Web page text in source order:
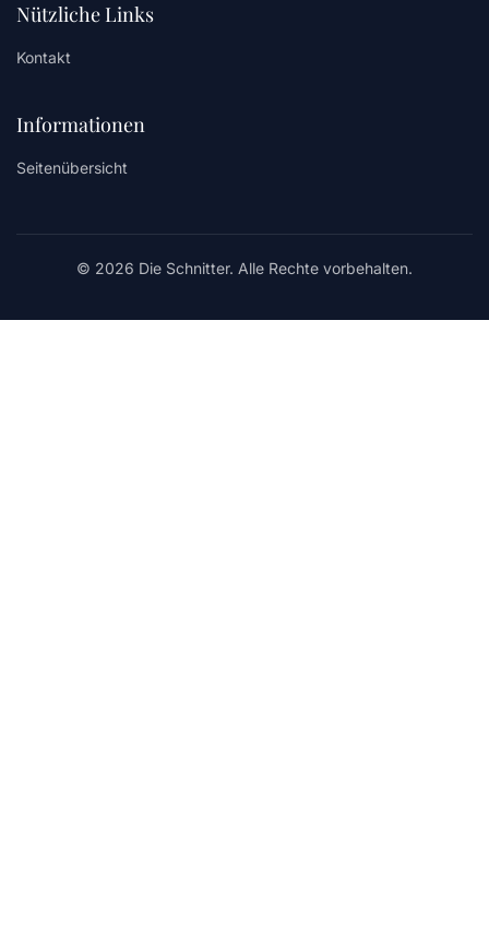
Nützliche Links
Kontakt
Informationen
Seitenübersicht
© 2026 Die Schnitter. Alle Rechte vorbehalten.